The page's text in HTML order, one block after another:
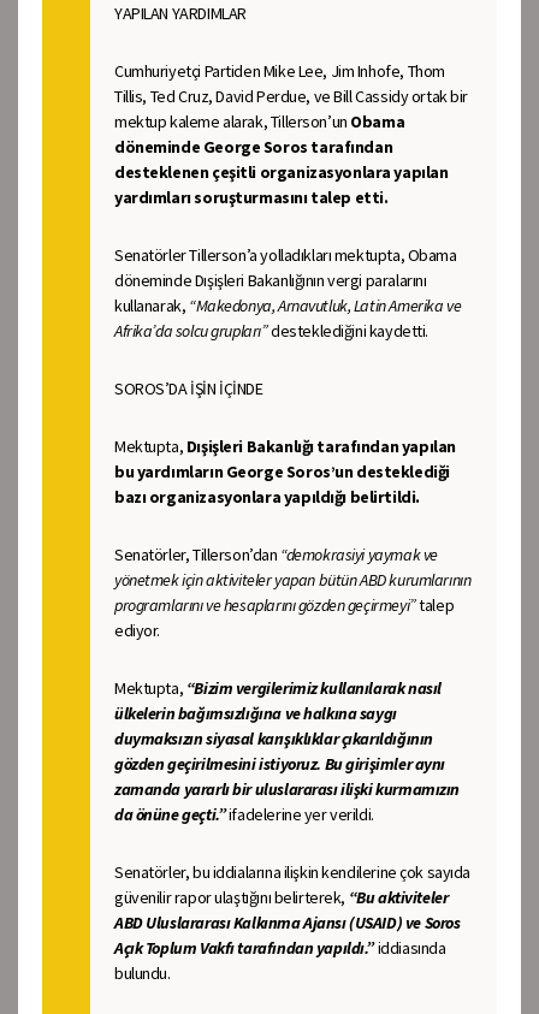
YAPILAN YARDIMLAR
Cumhuriyetçi Partiden Mike Lee, Jim Inhofe, Thom
Tillis, Ted Cruz, David Perdue, ve Bill Cassidy ortak bir
mektup kaleme alarak, Tillerson’un Obama
döneminde George Soros tarafından
desteklenen çeşitli organizasyonlara yapılan
yardımları soruşturmasını talep etti.
Senatörler Tillerson’a yolladıkları mektupta, Obama
döneminde Dışişleri Bakanlığının vergi paralarını
kullanarak, “Makedonya, Arnavutluk, Latin Amerika ve
Afrika’da solcu grupları”desteklediğini kaydetti.
SOROS’DA İŞİN İÇİNDE
Mektupta, Dışişleri Bakanlığı tarafından yapılan
bu yardımların George Soros’un desteklediği
bazı organizasyonlara yapıldığı belirtildi.
Senatörler, Tillerson’dan “demokrasiyi yaymak ve
yönetmek için aktiviteler yapan bütün ABD kurumlarının
programlarını ve hesaplarını gözden geçirmeyi”talep
ediyor.
Mektupta, “Bizim vergilerimiz kullanılarak nasıl
ülkelerin bağımsızlığına ve halkına saygı
duymaksızın siyasal karışıklıklar çıkarıldığının
gözden geçirilmesini istiyoruz. Bu girişimler aynı
zamanda yararlı bir uluslararası ilişki kurmamızın
da önüne geçti.”ifadelerine yer verildi.
Senatörler, bu iddialarına ilişkin kendilerine çok sayıda
güvenilir rapor ulaştığını belirterek, “Bu aktiviteler
ABD Uluslararası Kalkınma Ajansı (USAID) ve Soros
Açık Toplum Vakfı tarafından yapıldı.”iddiasında
bulundu.